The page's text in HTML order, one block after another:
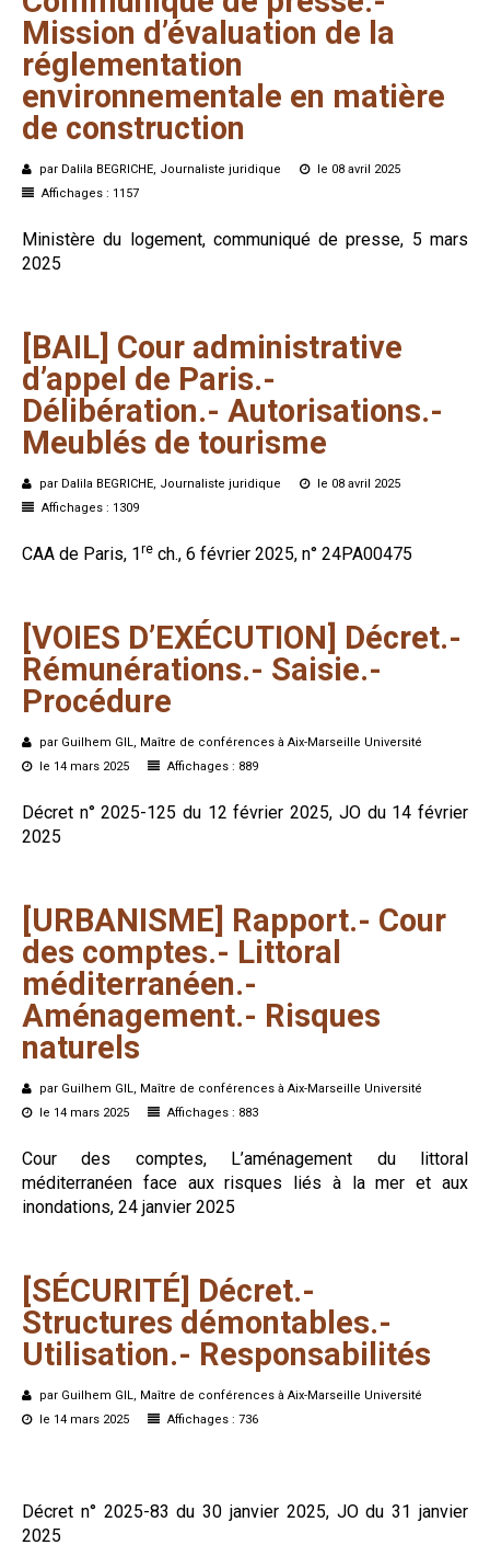
Mission d’évaluation de la
réglementation
environnementale en matière
de construction
par Dalila BEGRICHE, Journaliste juridique
le 08 avril 2025
Affichages : 1157
Ministère du logement, communiqué de presse, 5 mars
2025
[BAIL] Cour administrative
d’appel de Paris.-
Délibération.- Autorisations.-
Meublés de tourisme
par Dalila BEGRICHE, Journaliste juridique
le 08 avril 2025
Affichages : 1309
CAA de Paris, 1 re ch., 6 février 2025, n° 24PA00475
[VOIES D’EXÉCUTION] Décret.-
Rémunérations.- Saisie.-
Procédure
par Guilhem GIL, Maître de conférences à Aix-Marseille Université
le 14 mars 2025
Affichages : 889
Décret n° 2025-125 du 12 février 2025, JO du 14 février
2025
[URBANISME] Rapport.- Cour
des comptes.- Littoral
méditerranéen.-
Aménagement.- Risques
naturels
par Guilhem GIL, Maître de conférences à Aix-Marseille Université
le 14 mars 2025
Affichages : 883
Cour des comptes, L’aménagement du littoral
méditerranéen face aux risques liés à la mer et aux
inondations, 24 janvier 2025
[SÉCURITÉ] Décret.-
Structures démontables.-
Utilisation.- Responsabilités
par Guilhem GIL, Maître de conférences à Aix-Marseille Université
le 14 mars 2025
Affichages : 736
Décret n° 2025-83 du 30 janvier 2025, JO du 31 janvier
2025